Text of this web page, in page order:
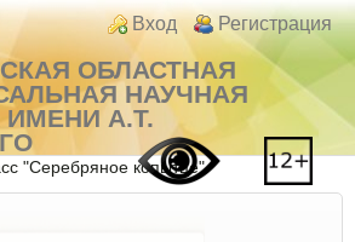
содержанию
Login links
Вход Регистрация
ОБЛАСТНАЯ
НАУЧНАЯ
А.Т.
"Серебряное копытце"